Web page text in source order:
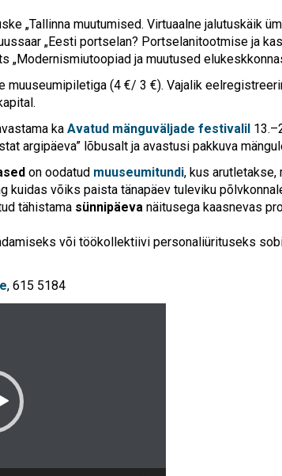
„Tallinna muutumised. Virtuaalne jalutuskäik
„Eesti portselan? Portselanitootmise ja
„Modernismiutoopiad ja muutused
muuseumipiletiga (4 €/ 3 €). Vajalik
ka Avatud mänguväljade festivalil
argipäeva” lõbusalt ja avastusi pakkuva
on oodatud muuseumitundi, kus
kuidas võiks paista tänapäev tuleviku
tähistama sünnipäeva näitusega kaasnevas
või töökollektiivi personaliürituseks
, 615 5184